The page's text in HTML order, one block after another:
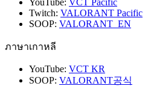
Twitch: VALORANT Pacific
SOOP: VALORANT_EN
ภาษาเกาหลี
YouTube: VCT KR
SOOP: VALORANT공식